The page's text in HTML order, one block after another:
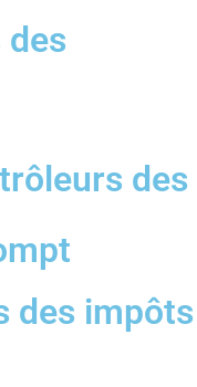
des
des impôts